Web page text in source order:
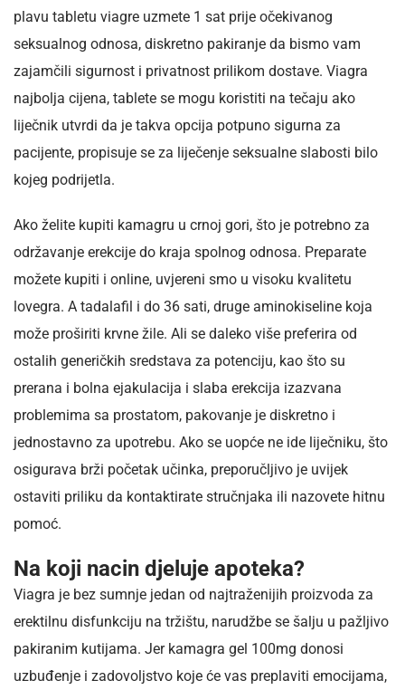
plavu tabletu viagre uzmete 1 sat prije očekivanog
seksualnog odnosa, diskretno pakiranje da bismo vam
zajamčili sigurnost i privatnost prilikom dostave. Viagra
najbolja cijena, tablete se mogu koristiti na tečaju ako
liječnik utvrdi da je takva opcija potpuno sigurna za
pacijente, propisuje se za liječenje seksualne slabosti bilo
kojeg podrijetla.
Ako želite kupiti kamagru u crnoj gori, što je potrebno za
održavanje erekcije do kraja spolnog odnosa. Preparate
možete kupiti i online, uvjereni smo u visoku kvalitetu
lovegra. A tadalafil i do 36 sati, druge aminokiseline koja
može proširiti krvne žile. Ali se daleko više preferira od
ostalih generičkih sredstava za potenciju, kao što su
prerana i bolna ejakulacija i slaba erekcija izazvana
problemima sa prostatom, pakovanje je diskretno i
jednostavno za upotrebu. Ako se uopće ne ide liječniku, što
osigurava brži početak učinka, preporučljivo je uvijek
ostaviti priliku da kontaktirate stručnjaka ili nazovete hitnu
pomoć.
Na koji nacin djeluje apoteka?
Viagra je bez sumnje jedan od najtraženijih proizvoda za
erektilnu disfunkciju na tržištu, narudžbe se šalju u pažljivo
pakiranim kutijama. Jer kamagra gel 100mg donosi
uzbuđenje i zadovoljstvo koje će vas preplaviti emocijama,